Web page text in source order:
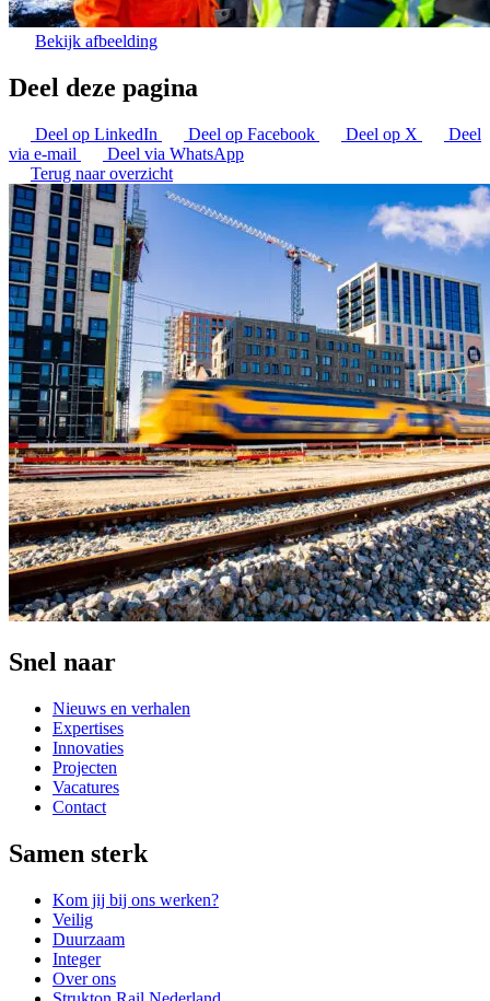
Bekijk afbeelding
Deel deze pagina
Deel op LinkedIn Deel op Facebook Deel op X
Deel
via e-mail
Deel via WhatsApp
Terug naar overzicht
Snel naar
Nieuws en verhalen
Expertises
Innovaties
Projecten
Vacatures
Contact
Samen sterk
Kom jij bij ons werken?
Veilig
Duurzaam
Integer
Over ons